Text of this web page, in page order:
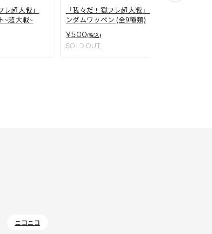
レ超大戦」
~超大戦~
「我々だ！獄フレ超大戦」ラ
ンダムワッペン (全9種類)
¥500(税込)
SOLD OUT
ニコニコ